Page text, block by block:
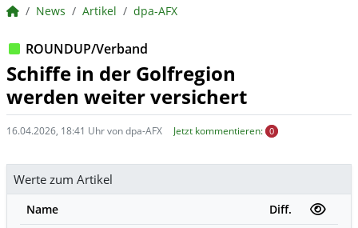
BörsenNEWS.de
News Artikel dpa-AFX
ROUNDUP/Verband
Schiffe in der Golfregion
werden weiter versichert
16.04.2026, 18:41 Uhr von dpa-AFX Jetzt kommentieren: 0
Werte zum Artikel
Name
Diff.